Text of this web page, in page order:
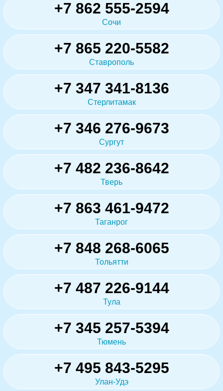
+7 862 555-2594
Сочи
+7 865 220-5582
Ставрополь
+7 347 341-8136
Стерлитамак
+7 346 276-9673
Сургут
+7 482 236-8642
Тверь
+7 863 461-9472
Таганрог
+7 848 268-6065
Тольятти
+7 487 226-9144
Тула
+7 345 257-5394
Тюмень
+7 495 843-5295
Улан-Удэ